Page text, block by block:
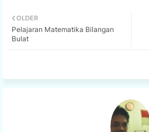
OLDER
Pelajaran Matematika Bilangan
Bulat